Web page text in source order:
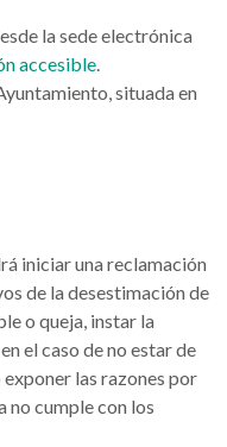
la sede electrónica
accesible.
situada en
iniciar una reclamación
de la desestimación de
o queja, instar la
el caso de no estar de
las razones por
no cumple con los